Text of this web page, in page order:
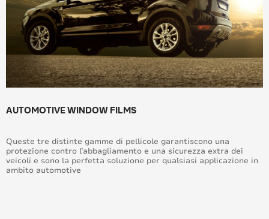
AUTOMOTIVE WINDOW FILMS
Queste tre distinte gamme di pellicole garantiscono una
protezione contro l’abbagliamento e una sicurezza extra dei
veicoli e sono la perfetta soluzione per qualsiasi applicazione in
ambito automotive